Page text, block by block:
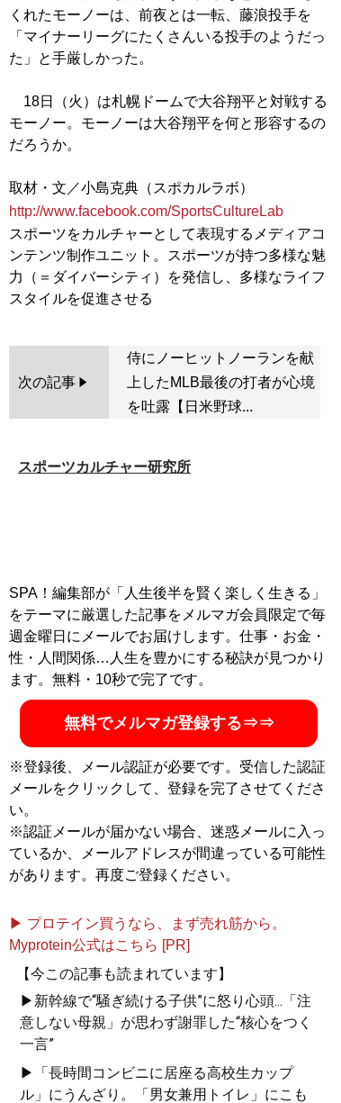
くれたモーノーは、前夜とは一転、藤浪投手を
「マイナーリーグにたくさんいる投手のようだっ
た」と手厳しかった。
18日（火）は札幌ドームで大谷翔平と対戦する
モーノー。モーノーは大谷翔平を何と形容するの
だろうか。
http://www.facebook.com/SportsCultureLab
スポーツをカルチャーとして表現するメディアコ
ンテンツ制作ユニット。スポーツが持つ多様な魅
力（＝ダイバーシティ）を発信し、多様なライフ
次の記事
侍にノーヒットノーランを献
上したMLB最後の打者が心境
を吐露【日米野球...
スポーツカルチャー研究所
SPA！編集部が「人生後半を賢く楽しく生きる」
をテーマに厳選した記事をメルマガ会員限定で毎
週金曜日にメールでお届けします。仕事・お金・
性・人間関係…人生を豊かにする秘訣が見つかり
ます。無料・10秒で完了です。
無料でメルマガ登録する⇒⇒
※登録後、メール認証が必要です。受信した認証
メールをクリックして、登録を完了させてくださ
い。
※認証メールが届かない場合、迷惑メールに入っ
ているか、メールアドレスが間違っている可能性
があります。再度ご登録ください。
▶ プロテイン買うなら、まず売れ筋から。
Myprotein公式はこちら [PR]
【今この記事も読まれています】
▶新幹線で“騒ぎ続ける子供”に怒り心頭...「注
意しない母親」が思わず謝罪した“核心をつく
一言”
▶「長時間コンビニに居座る高校生カップ
ル」にうんざり。「男女兼用トイレ」にこも